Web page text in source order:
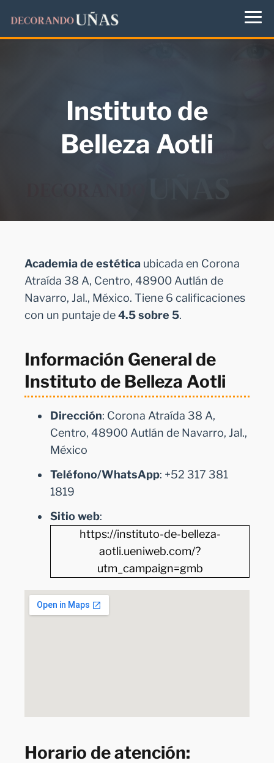
Instituto de
Belleza Aotli
Academia de estética ubicada en Corona
Atraída 38 A, Centro, 48900 Autlán de
Navarro, Jal., México. Tiene 6 calificaciones
con un puntaje de4.5 sobre 5.
Información General de
Instituto de Belleza Aotli
Dirección: Corona Atraída 38 A,
Centro, 48900 Autlán de Navarro, Jal.,
México
Teléfono/WhatsApp: +52 317 381
1819
Sitio web:
https://instituto-de-belleza-
aotli.ueniweb.com/?
utm_campaign=gmb
Horario de atención: